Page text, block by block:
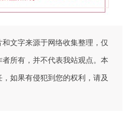
文字来源于网络收集整理，仅
所有，并不代表我站观点。本
如果有侵犯到您的权利，请及